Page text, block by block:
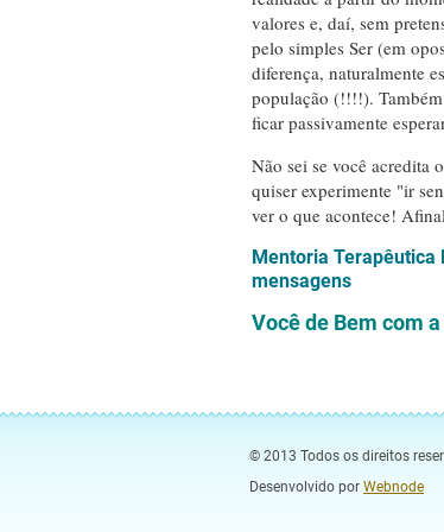
valores e, daí, sem
pelo simples Ser (em
diferença, naturalmente
população (!!!!).
ficar passivamente
Não sei se você acredita
quiser experimente "ir
ver o que acontece!
Mentoria
mensagens
Você de Bem com
© 2013 Todos os direitos
Desenvolvido por Webnode